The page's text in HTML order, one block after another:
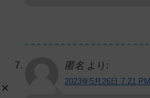
匿名 より:
2023年5月26日 7:21 PM